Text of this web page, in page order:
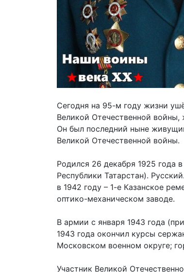
Сегодня на 95-м году жизни
Великой Отечественной войны,
Он был последний ныне
Великой Отечественной войны.
Родился 26 декабря 1925 года
Республики Татарстан).
в 1942 году – 1-е Казанское
оптико-механическом заводе.
В армии с января 1943 года
1943 года окончил курсы
Московском военном округе;
Участник Великой